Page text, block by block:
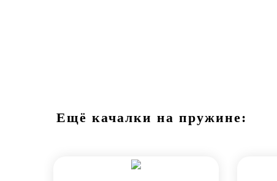
Ещё качалки на пружине: